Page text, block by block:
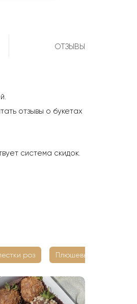
ОТЗЫВЫ
отзывы о букетах
система скидок.
роз Плюшевые мишки